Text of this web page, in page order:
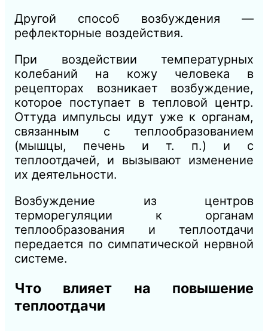
Другой способ возбуждения —
рефлекторные воздействия.
При воздействии температурных
колебаний на кожу человека в
рецепторах возникает возбуждение,
которое поступает в тепловой центр.
Оттуда импульсы идут уже к органам,
связанным с теплообразованием
(мышцы, печень и т. п.) и с
теплоотдачей, и вызывают изменение
их деятельности.
Возбуждение из центров
терморегуляции к органам
теплообразования и теплоотдачи
передается по симпатической нервной
системе.
Что влияет на повышение
теплоотдачи